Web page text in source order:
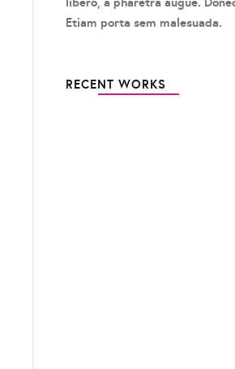
Etiam porta sem malesuada.
RECENT WORKS